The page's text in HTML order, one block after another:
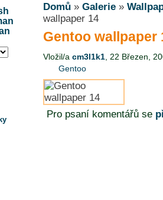
Domů» Galerie»
wallpaper 14
Gentoo wallpaper
Vložil/a cm3l1k1, 22 Březen,
Gentoo
Pro psaní komentářů se